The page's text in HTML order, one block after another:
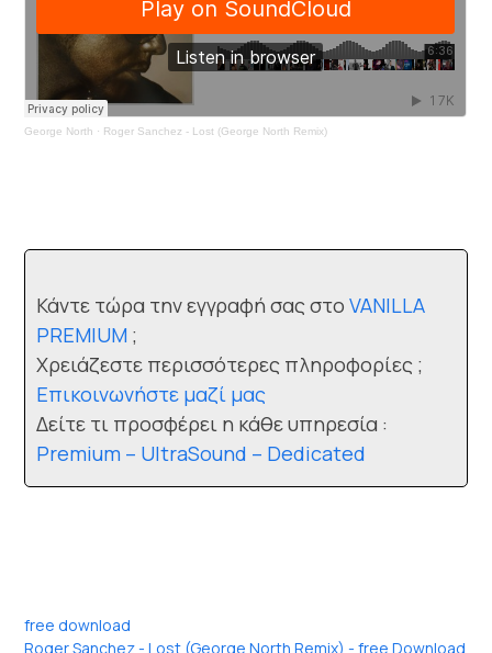
George North · Roger Sanchez - Lost (George North Remix)
Κάντε τώρα την εγγραφή σας στοVANILLA
PREMIUM ;
Χρειάζεστε περισσότερες πληροφορίες ;
Επικοινωνήστε μαζί μας
Δείτε τι προσφέρει η κάθε υπηρεσία :
Premium – UltraSound – Dedicated
free download
Roger Sanchez - Lost (George North Remix) - free Download